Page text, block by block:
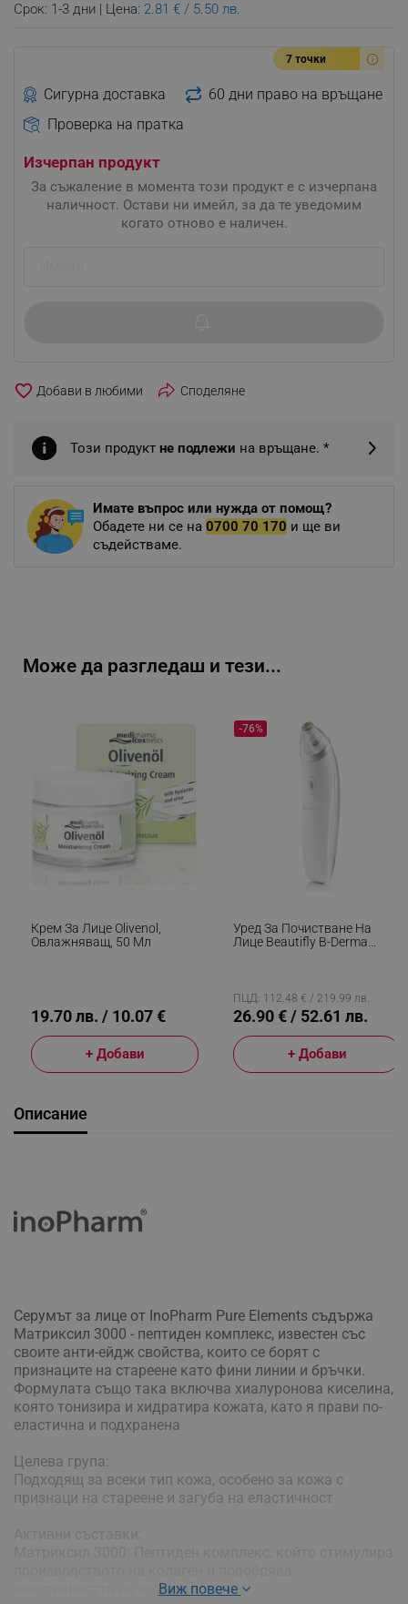
Срок: 1-3 дни | Цена: 2.81 € / 5.50 лв.
7 точки
Сигурна доставка
60 дни право на връщане
Проверка на пратка
Изчерпан продукт
За съжаление в момента този продукт е с изчерпана
наличност. Остави ни имейл, за да те уведомим
когато отново е наличен.
favorite_border Споделяне
Този продукт не подлежи на връщане. *
Имате въпрос или нужда от помощ?
Обадете ни се на 0700 70 170 и ще ви
съдействаме.
Може да разгледаш и тези...
Крем За Лице Olivenol,
Овлажняващ, 50 Мл
19.70 лв. / 10.07 €
+ Добави
Уред За Почистване На
Лице Beautifly B-Derma
6 Сменяеми Глави, Бял
-76%
ПЦД: 112.48 € / 219.99 лв.
26.90 € / 52.61 лв.
+ Добави
Описание
Серумът за лице от InoPharm Pure Elements съдържа
Матриксил 3000 - пептиден комплекс, известен със
своите анти-ейдж свойства, които се борят с
признаците на стареене като фини линии и бръчки.
Формулата също така включва хиалуронова киселина,
която тонизира и хидратира кожата, като я прави по-
еластична и подхранена
Целева група:
Подходящ за всеки тип кожа, особено за кожа с
признаци на стареене и загуба на еластичност
еластичността на кожатаВиж повече